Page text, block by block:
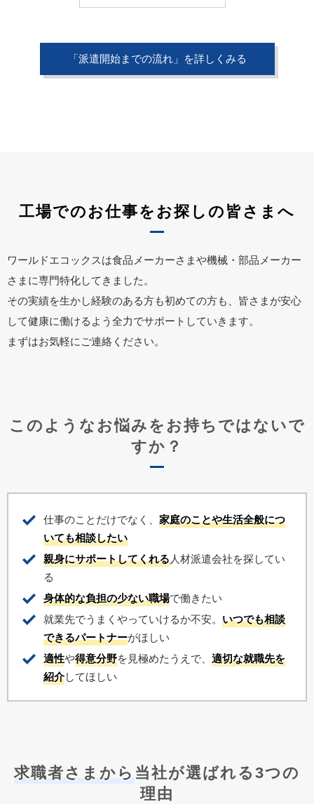
「派遣開始までの流れ」を詳しくみる
工場でのお仕事をお探しの皆さまへ
ワールドエコックスは食品メーカーさまや機械・部品メーカー
さまに専門特化してきました。
その実績を生かし経験のある方も初めての方も、皆さまが安心
して健康に働けるよう全力でサポートしていきます。
まずはお気軽にご連絡ください。
このようなお悩みをお持ちではないで
すか？
仕事のことだけでなく、 家庭のことや生活全般につ
いても相談したい
親身にサポートしてくれる人材派遣会社を探してい
る
身体的な負担の少ない職場で働きたい
就業先でうまくやっていけるか不安。 いつでも相談
できるパートナーがほしい
適性や得意分野を見極めたうえで、 適切な就職先を
紹介してほしい
求職者さまから 当社が選ばれる3つの
理由